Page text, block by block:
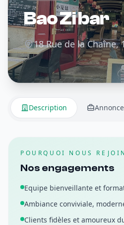
Bao Zi bar
18 Rue de la Chaîne,
Description
POURQUOI NOUS
Nos engagements
Equipe bienveillante et
Ambiance conviviale,
Clients fidèles et amoureux